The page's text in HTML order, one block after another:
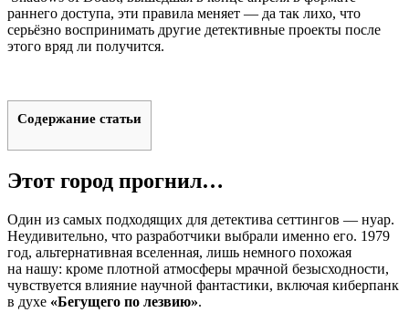
раннего доступа, эти правила меняет — да так лихо, что
серьёзно воспринимать другие детективные проекты после
этого вряд ли получится.
Содержание статьи
Этот город прогнил…
Один из самых подходящих для детектива сеттингов — нуар.
Неудивительно, что разработчики выбрали именно его. 1979
год, альтернативная вселенная, лишь немного похожая
на нашу: кроме плотной атмосферы мрачной безысходности,
чувствуется влияние научной фантастики, включая киберпанк
в духе «Бегущего по лезвию».